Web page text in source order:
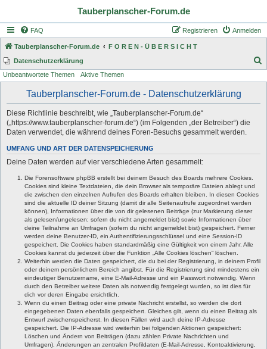
Tauberplanscher-Forum.de
FAQ Anmelden
Registrieren
Tauberplanscher-Forum.de
F O R E N - Ü B E R S I C H T
Datenschutzerklärung
Unbeantwortete Themen Aktive Themen
Tauberplanscher-Forum.de - Datenschutzerklärung
Diese Richtlinie beschreibt, wie „Tauberplanscher-Forum.de“
(„https://www.tauberplanscher-forum.de“) (im Folgenden „der Betreiber“) die
Daten verwendet, die während deines Foren-Besuchs gesammelt werden.
UMFANG UND ART DER DATENSPEICHERUNG
Deine Daten werden auf vier verschiedene Arten gesammelt:
Die Forensoftware phpBB erstellt bei deinem Besuch des Boards mehrere Cookies.
Cookies sind kleine Textdateien, die dein Browser als temporäre Dateien ablegt und
die zwischen den einzelnen Aufrufen des Boards erhalten bleiben. In diesen Cookies
sind die aktuelle ID deiner Sitzung (damit dir alle Seitenaufrufe zugeordnet werden
können), Informationen über die von dir gelesenen Beiträge (zur Markierung dieser
als gelesen/ungelesen; sofern du nicht angemeldet bist) sowie Informationen über
deine Teilnahme an Umfragen (sofern du nicht angemeldet bist) gespeichert. Ferner
werden deine Benutzer-ID, ein Authentifizierungsschlüssel und eine Session-ID
gespeichert. Die Cookies haben standardmäßig eine Gültigkeit von einem Jahr. Alle
Cookies kannst du jederzeit über die Funktion „Alle Cookies löschen“ löschen.
Weiterhin werden die Daten gespeichert, die du bei der Registrierung, in deinem Profil
oder deinem persönlichem Bereich angibst. Für die Registrierung sind mindestens ein
eindeutiger Benutzername, eine E-Mail-Adresse und ein Passwort notwendig. Wenn
durch den Betreiber weitere Daten als notwendig festgelegt wurden, so ist dies für
dich vor deren Eingabe ersichtlich.
Wenn du einen Beitrag oder eine private Nachricht erstellst, so werden die dort
eingegebenen Daten ebenfalls gespeichert. Gleiches gilt, wenn du einen Beitrag als
Entwurf zwischenspeicherst. In diesen Fällen wird auch deine IP-Adresse
gespeichert. Die IP-Adresse wird weiterhin bei folgenden Aktionen gespeichert:
Löschen und Ändern von Beiträgen (dazu zählen Private Nachrichten und
Umfragen), Änderungen an zentralen Profildaten (E-Mail-Adresse, Kontoaktivierung,